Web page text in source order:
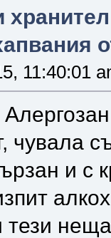
11:40:01
чувала
и с
тези